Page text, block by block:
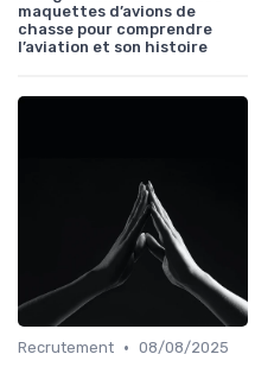
maquettes d’avions de
chasse pour comprendre
l’aviation et son histoire
Recrutement • 08/08/2025